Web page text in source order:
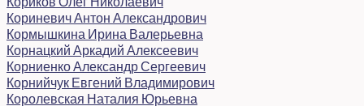
Кориневич Антон Александрович
Кормышкина Ирина Валерьевна
Корнацкий Аркадий Алексеевич
Корниенко Александр Сергеевич
Корнийчук Евгений Владимирович
Королевская Наталия Юрьевна